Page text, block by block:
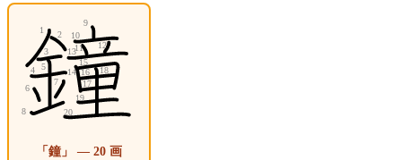
「鐘」 — 20 画